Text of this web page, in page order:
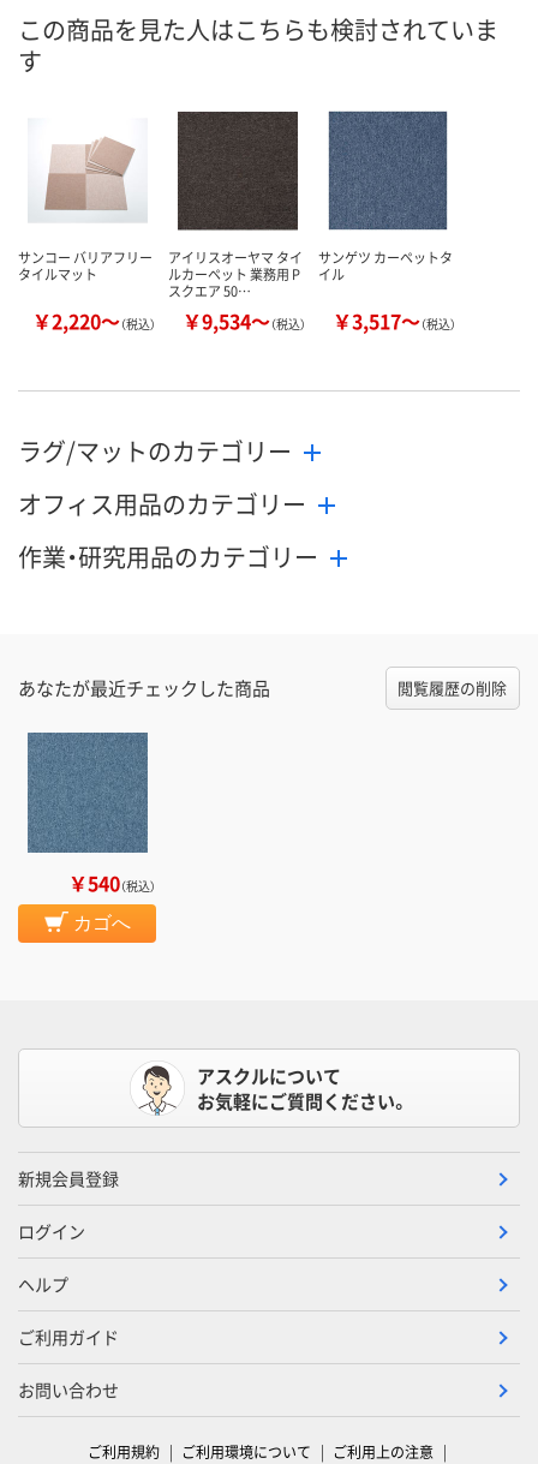
8月18日（火）予定
カゴへ カゴへ
この商品を見た人はこちらも検討されていま
す
サンコー バリアフリー
タイルマット
￥2,220～（税込）
アイリスオーヤマ タイ
ルカーペット 業務用 P
スクエア 50…
￥9,534～（税込）
サンゲツ カーペットタ
イル
￥3,517～（税込）
ラグ/マットのカテゴリー
オフィス用品のカテゴリー
作業・研究用品のカテゴリー
あなたが最近チェックした商品 閲覧履歴の削除
￥540（税込）
カゴへ
アスクルについて
お気軽にご質問ください。
新規会員登録
ログイン
ヘルプ
ご利用ガイド
お問い合わせ
ご利用規約 ご利用環境について ご利用上の注意